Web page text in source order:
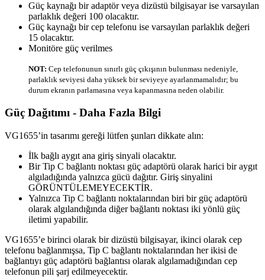
Güç kaynağı bir adaptör veya dizüstü bilgisayar ise varsayılan
parlaklık değeri 100 olacaktır.
Güç kaynağı bir cep telefonu ise varsayılan parlaklık değeri
15 olacaktır.
Monitöre güç verilmes
NOT: Cep telefonunun sınırlı güç çıkışının bulunması nedeniyle,
parlaklık seviyesi daha yüksek bir seviyeye ayarlanmamalıdır; bu
durum ekranın parlamasına veya kapanmasına neden olabilir.
Güç Dağıtımı - Daha Fazla Bilgi
VG1655’in tasarımı gereği lütfen şunları dikkate alın:
İlk bağlı aygıt ana giriş sinyali olacaktır.
Bir Tip C bağlantı noktası güç adaptörü olarak harici bir aygıt
algıladığında yalnızca gücü dağıtır. Giriş sinyalini
GÖRÜNTÜLEMEYECEKTİR.
Yalnızca Tip C bağlantı noktalarından biri bir güç adaptörü
olarak algılandığında diğer bağlantı noktası iki yönlü güç
iletimi yapabilir.
VG1655’e birinci olarak bir dizüstü bilgisayar, ikinci olarak cep
telefonu bağlanmışsa, Tip C bağlantı noktalarından her ikisi de
bağlantıyı güç adaptörü bağlantısı olarak algılamadığından cep
telefonun pili şarj edilmeyecektir.